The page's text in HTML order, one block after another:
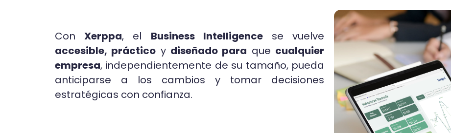
ConXerppa, el Business Intelligencese vuelve
accesible, práctico y diseñado para que cualquier
empresa, independientemente de su tamaño, pueda
anticiparse a los cambios y tomar decisiones
estratégicas con confianza.